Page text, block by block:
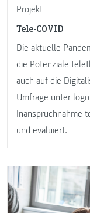
Projekt
Tele-COVID
Die aktuelle
die Potenziale
auch auf die
Umfrage unter
Inanspruchnahme
und evaluiert.